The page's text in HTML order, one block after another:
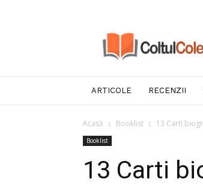
ARTICOLE RECENZII
Acasă Booklist 13 Carti
Booklist
13 Carti